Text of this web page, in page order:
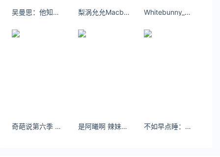
https://www.yaorank.com/
*文章为作者独立观点，不代表 文娱排行榜 立场
吴曼思：他知道你舍不得离开才肆无忌惮的伤害。 梨涡允允Macbook的座机画质 最近在看开端！！ 太上头了太上头了 ​​​​ Whitebunny_这个墙绘有点意思[喵喵] ​​​​
奇葩说第六季 李诞 饶了我吧 搞怪 逗SOOGIF 是阿曦啊 辣妹拍照不重样 - 小红书 不如早点睡：不想理你、猫头几斤#肤白貌美 #大长腿 #完美身材 #ootd穿搭 #御姐